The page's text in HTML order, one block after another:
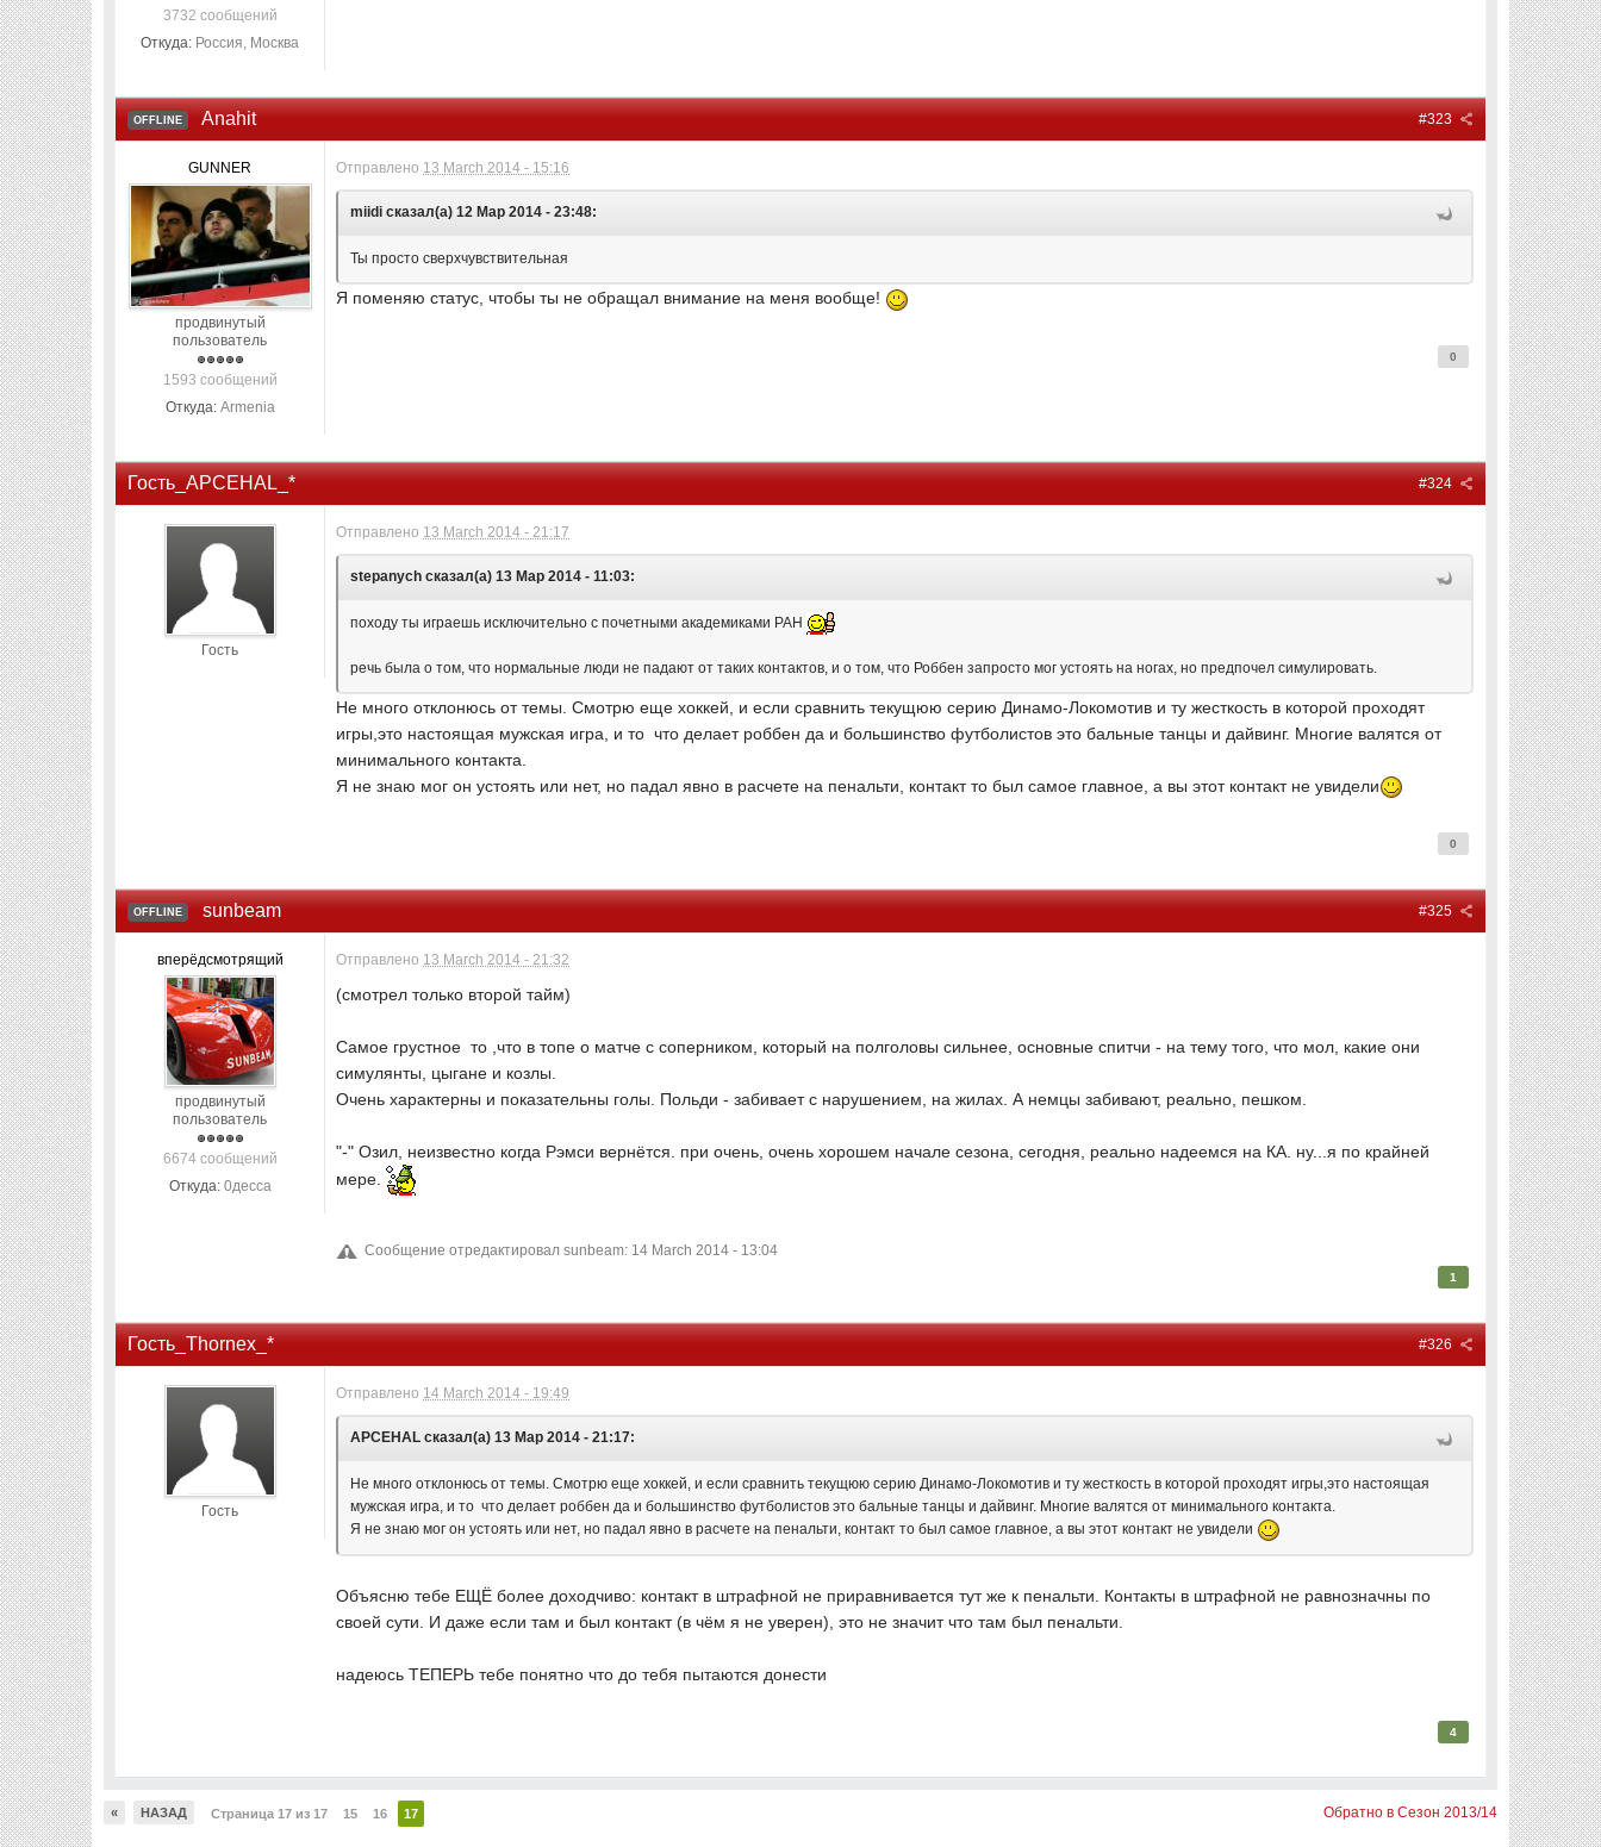
3732 сообщений
Откуда: Россия, Москва
#323
OFFLINE Anahit
GUNNER
продвинутый
пользователь
1593 сообщений
Откуда: Armenia
Отправлено 13 March 2014 - 15:16
miidi сказал(а) 12 Мар 2014 - 23:48:
Ты просто сверхчувствительная
Я поменяю статус, чтобы ты не обращал внимание на меня вообще!
0
#324
Гость_APCEHAL_*
Гость
Отправлено 13 March 2014 - 21:17
stepanych сказал(а) 13 Мар 2014 - 11:03:
походу ты играешь исключительно с почетными академиками РАН
речь была о том, что нормальные люди не падают от таких контактов, и о том, что Роббен запросто мог устоять на ногах, но предпочел симулировать.
Не много отклонюсь от темы. Смотрю еще хоккей, и если сравнить текущюю серию Динамо-Локомотив и ту жесткость в которой проходят
игры,это настоящая мужская игра, и то что делает роббен да и большинство футболистов это бальные танцы и дайвинг. Многие валятся от
минимального контакта.
Я не знаю мог он устоять или нет, но падал явно в расчете на пенальти, контакт то был самое главное, а вы этот контакт не увидели
0
#325
OFFLINE sunbeam
вперёдсмотрящий
продвинутый
пользователь
6674 сообщений
Откуда: 0десса
Отправлено 13 March 2014 - 21:32
(смотрел только второй тайм)
Самое грустное то ,что в топе о матче с соперником, который на полголовы сильнее, основные спитчи - на тему того, что мол, какие они
симулянты, цыгане и козлы.
Очень характерны и показательны голы. Польди - забивает с нарушением, на жилах. А немцы забивают, реально, пешком.
"-" Озил, неизвестно когда Рэмси вернётся. при очень, очень хорошем начале сезона, сегодня, реально надеемся на КА. ну...я по крайней
мере.
Сообщение отредактировал sunbeam: 14 March 2014 - 13:04
1
#326
Гость_Thornex_*
Гость
Отправлено 14 March 2014 - 19:49
APCEHAL сказал(а) 13 Мар 2014 - 21:17:
Не много отклонюсь от темы. Смотрю еще хоккей, и если сравнить текущюю серию Динамо-Локомотив и ту жесткость в которой проходят игры,это настоящая
мужская игра, и то что делает роббен да и большинство футболистов это бальные танцы и дайвинг. Многие валятся от минимального контакта.
Я не знаю мог он устоять или нет, но падал явно в расчете на пенальти, контакт то был самое главное, а вы этот контакт не увидели
Объясню тебе ЕЩЁ более доходчиво: контакт в штрафной не приравнивается тут же к пенальти. Контакты в штрафной не равнозначны по
своей сути. И даже если там и был контакт (в чём я не уверен), это не значит что там был пенальти.
надеюсь ТЕПЕРЬ тебе понятно что до тебя пытаются донести
4
« НАЗАД Страница 17 из 17 15 16 17 Обратно в Сезон 2013/14